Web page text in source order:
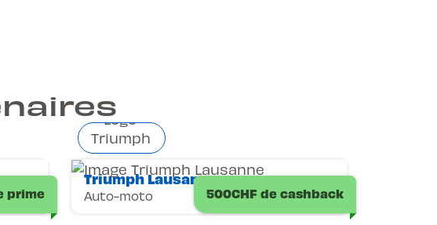
prime 500CHF de cashback
Triumph Lausanne
Auto-moto